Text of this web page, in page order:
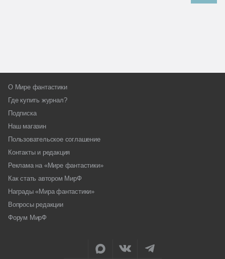
О Мире фантастики
Где купить журнал?
Подписка
Наш магазин
Пользовательское соглашение
Контакты и редакция
Реклама на «Мире фантастики»
Как стать автором МирФ
Награды «Мира фантастики»
Вопросы редакции
Форум МирФ